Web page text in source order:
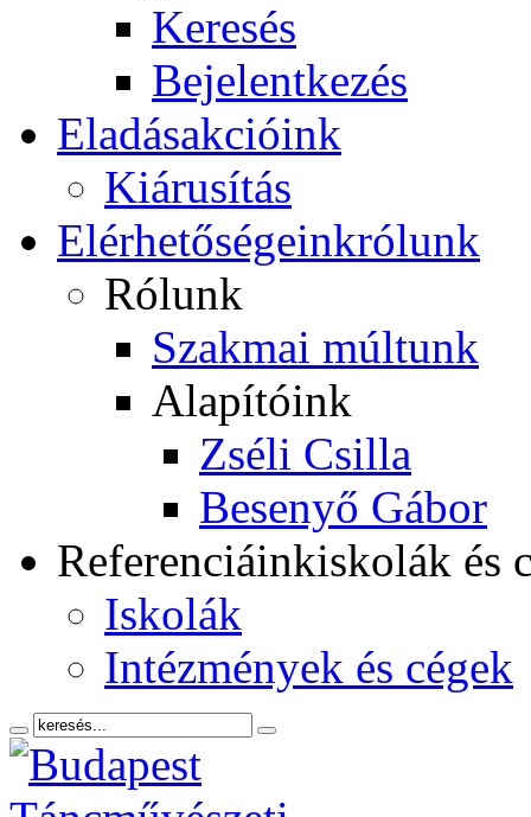
Keresés
Bejelentkezés
Eladásakcióink
Kiárusítás
Elérhetőségeinkrólunk
Rólunk
Szakmai múltunk
Alapítóink
Zséli Csilla
Besenyő Gábor
Referenciáinkiskolák és
Iskolák
Intézmények és cégek